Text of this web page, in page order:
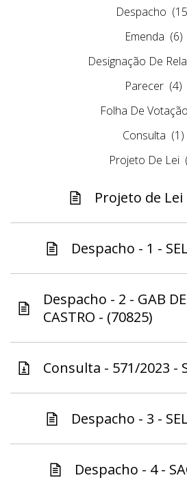
Despacho
Emenda (6)
Designação De
Parecer (4)
Folha De Votação
Consulta (1)
Projeto De Lei
Projeto de Lei
Despacho - 1 -
Despacho - 2 - GAB
CASTRO - (70825)
Consulta - 571/2023 -
Despacho - 3 -
Despacho - 4 -